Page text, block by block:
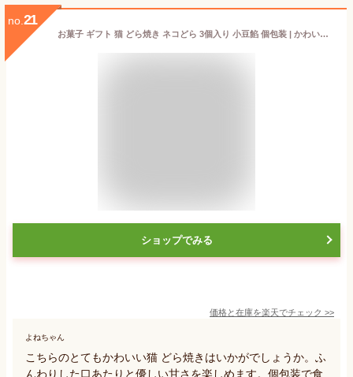
no. 21
お菓子 ギフト 猫 どら焼き ネコどら 3個入り 小豆餡 個包装 | かわいい ネコ 和菓子 誕生日 プレゼント お祝い 内祝い 還暦 米寿 傘寿 祝い 動物 アニマル スイーツ バースデー 祖母 80代 子供 お礼 バレンタイン お返し ホワイトデー 食べ物 卒園 卒業
ショップでみる
価格と在庫を楽天でチェック >>
よねちゃん
こちらのとてもかわいい猫 どら焼きはいかがでしょうか。ふ
んわりした口あたりと優しい甘さを楽しめます。個包装で食